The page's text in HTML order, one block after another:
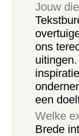
Jouw
ons
een
Welke
Brede